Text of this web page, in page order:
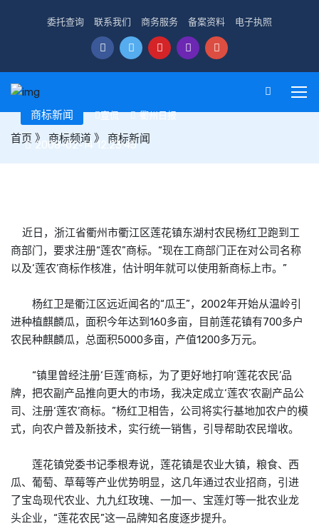
委托查询 联系我们 商务服务 备案资料 电子执照
首页 》 商标频道》 商标新闻
商标新闻 宣侃 衢州日报
2008-02-14 12:23:45
近日，浙江省衢州市衢江区莲花镇东湖村农民杨红卫跑到工
商部门，要求注册“莲农”商标。“现在工商部门正在对公司名称
以及‘莲农’商标作核准，估计明年就可以使用新商标 上市。”
杨红卫是衢江区远近闻名的“瓜王”，2002年开始从温岭引
进种植麒麟瓜，面积今年达到160多亩，目前莲花镇有700多户
农民种麒麟瓜，总面积5000多亩，产值1200多万元。
“镇里曾经注册‘巨莲’商标，为了更好地打响‘莲花农民’品
牌，把农副产品推向更大的市场，我决定成立‘莲农’农副产品公
司、注册‘莲农’商标。”杨红卫相告，公司将实行基地加农户的模
式，向农户普及新技术，实行统一销售，引导帮助农民增收。
莲花镇党委书记季根寿说，莲花镇是农业大镇，粮食、西
瓜、葡萄、草莓等产业优势明显，这几年通过农业招商，引进
了宝岛现代农业、九九红玫瑰、一加一、宝莲灯等一批农业龙
头企业，“莲花农民”这一品牌知名度逐步提升。